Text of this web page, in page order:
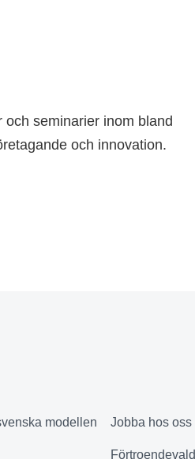
seminarier inom bland
och innovation.
modellen Jobba hos oss
Förtroendevald